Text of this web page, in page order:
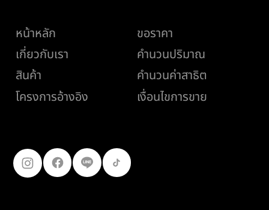
ถนนคอนกรีต vs ถนนลาดยาง เลือกแบบไหนดี
ให้เหมาะกับงานของคุณ?
หน้าหลัก
เกี่ยวกับเรา
สินค้า
โครงการอ้างอิง
ขอราคา
คำนวนปริมาณ
คำนวนค่าสาธิต
เงื่อนไขการขาย